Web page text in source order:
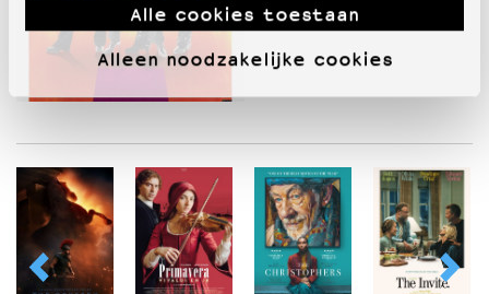
Alle cookies toestaan
Alleen noodzakelijke cookies